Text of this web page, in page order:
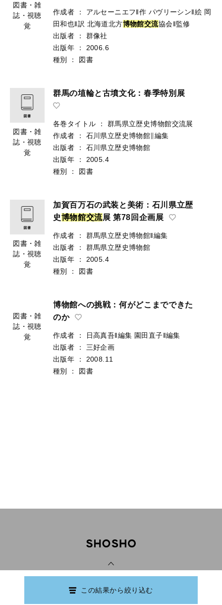
図書・雑
誌・視聴
覚
作成者 ： アルセーニエフ‖作 パヴリーシン‖絵 岡
田和也‖訳 北海道北方博物館交流協会‖監修
出版者
：
群像社
出版年
：
2006.6
種別
： 図書
図書・雑
誌・視聴
覚
群馬の埴輪と古墳文化：春季特別展
各巻タイトル ：
群馬県立歴史博物館交流展
作成者
：
石川県立歴史博物館∥編集
出版者
：
石川県立歴史博物館
出版年
：
2005.4
種別
： 図書
図書・雑
誌・視聴
覚
加賀百万石の武装と美術：石川県立歴
史博物館交流展 第78回企画展
作成者 ：
群馬県立歴史博物館‖編集
出版者
：
群馬県立歴史博物館
出版年
：
2005.4
種別
： 図書
図書・雑
誌・視聴
覚
博物館への挑戦：何がどこまでできた
のか
作成者 ： 日高真吾‖編集 園田直子‖編集
出版者
：
三好企画
出版年
：
2008.11
種別
： 図書
この結果から絞り込む
Copyright © Ishikawa Prefectural Library.